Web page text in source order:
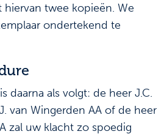
twee kopieën. We
ondertekend te
daarna als volgt: de heer J.C.
van Wingerden AA of de heer
zal uw klacht zo spoedig